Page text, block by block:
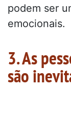
podem ser
emocionais.
3. As
são